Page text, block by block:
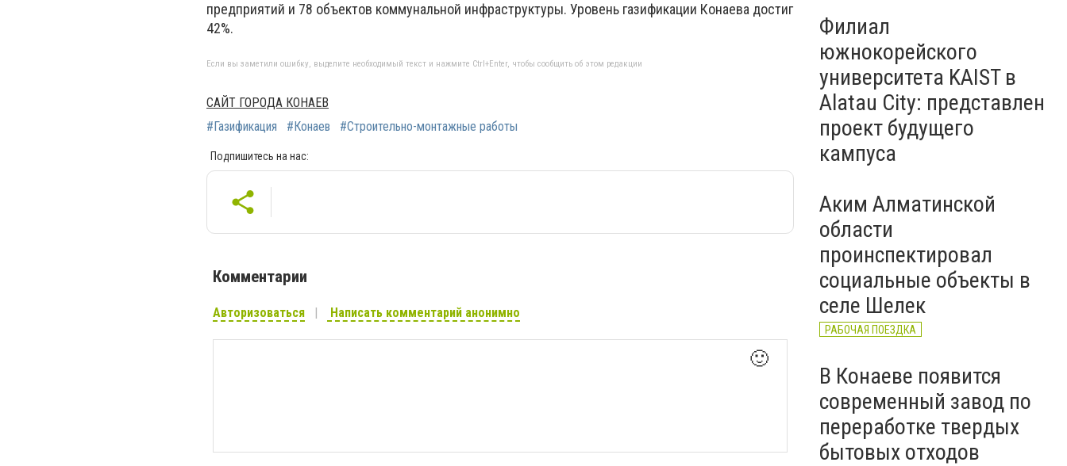
предприятий и 78 объектов коммунальной инфраструктуры. Уровень газификации Конаева достиг
42%.
Если вы заметили ошибку, выделите необходимый текст и нажмите Ctrl+Enter, чтобы сообщить об этом редакции
САЙТ ГОРОДА КОНАЕВ
#Газификация
#Конаев #Строительно-монтажные работы
Подпишитесь на нас:
Комментарии
Авторизоваться Написать комментарий анонимно
🙂
Филиал
южнокорейского
университета KAIST в
Alatau City: представлен
проект будущего
кампуса
Аким Алматинской
области
проинспектировал
социальные объекты в
селе Шелек
РАБОЧАЯ ПОЕЗДКА
В Конаеве появится
современный завод по
переработке твердых
бытовых отходов